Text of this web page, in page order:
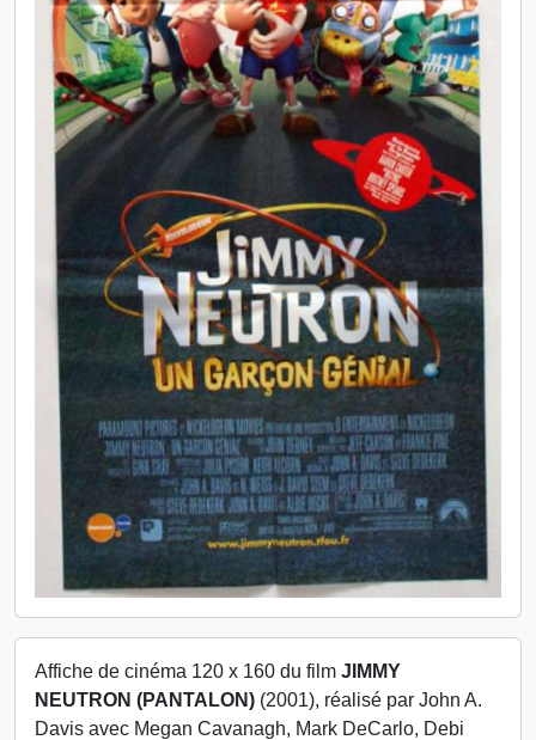
Affiche de cinéma 120 x 160 du film JIMMY
NEUTRON (PANTALON) (2001), réalisé par John A.
Davis avec Megan Cavanagh, Mark DeCarlo, Debi